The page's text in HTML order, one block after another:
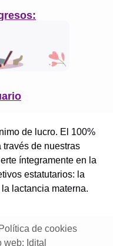
de lucro. El 100%
de nuestras
íntegramente en la
estatutarios: la
lactancia materna.
Política de cookies
web: Idital